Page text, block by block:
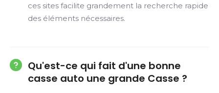
ces sites facilite grandement la recherche rapide
des éléments nécessaires.
Qu'est-ce qui fait d'une bonne
casse auto une grande Casse ?